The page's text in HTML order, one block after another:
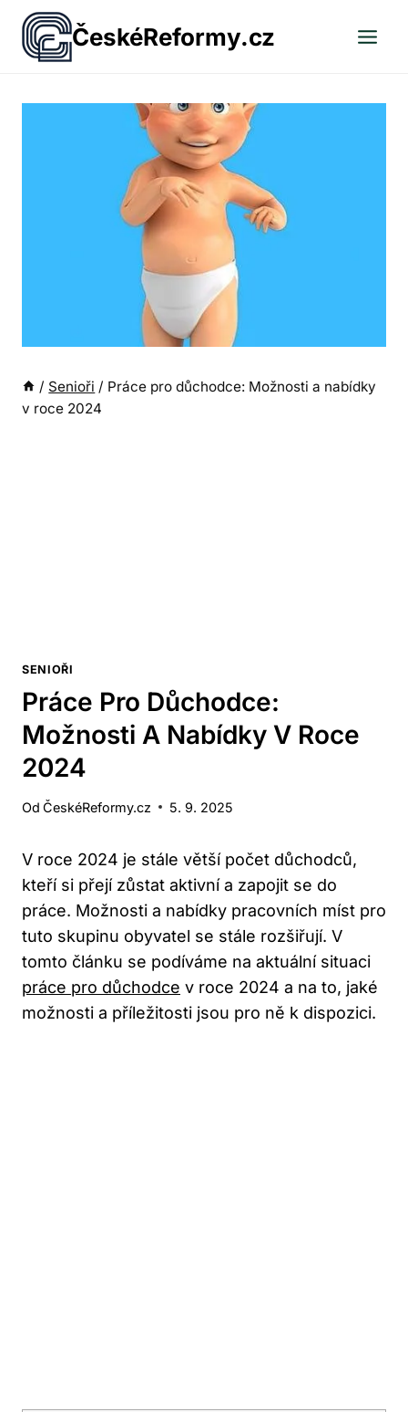
Přeskočit
obsah
ČeskéReformy.cz
/ Senioři / Práce pro důchodce: Možnosti a nabídky
v roce 2024
SENIOŘI
Práce Pro Důchodce:
Možnosti A Nabídky V Roce
2024
Od ČeskéReformy.cz 5. 9. 2025
V roce 2024 je stále větší počet důchodců,
kteří si přejí zůstat aktivní a zapojit se do
práce. Možnosti a nabídky pracovních míst pro
tuto skupinu obyvatel se stále rozšiřují. V
tomto článku se podíváme na aktuální situaci
práce pro důchodce v roce 2024 a na to, jaké
možnosti a příležitosti jsou pro ně k dispozici.